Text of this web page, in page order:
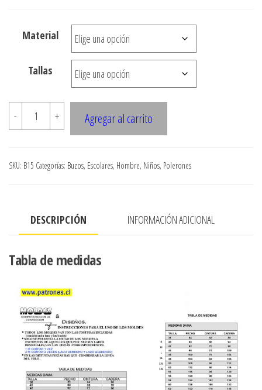
hasta
$8.800
Material
Tallas
- + Agregar al carrito
SKU: B15 Categorías: Buzos, Escolares, Hombre, Niños, Polerones
DESCRIPCIÓN INFORMACIÓN ADICIONAL
Tabla de medidas